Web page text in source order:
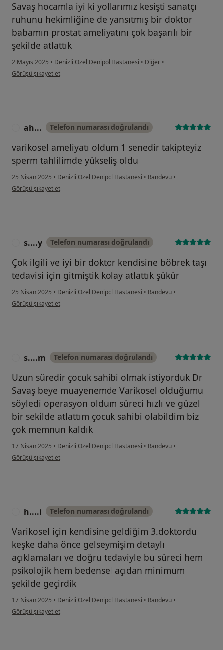
Savaş hocamla iyi ki yollarımız kesişti sanatçı
ruhunu hekimliğine de yansıtmış bir doktor
babamın prostat ameliyatını çok başarılı bir
şekilde atlattık
2 Mayıs 2025 • Denizli Özel Denipol Hastanesi • Diğer •
kullanıcının görüşüne göre d....k
Görüşü şikayet et
ah... Telefon numarası doğrulandı
varikosel ameliyatı oldum 1 senedir takipteyiz
sperm tahlilimde yükseliş oldu
25 Nisan 2025 • Denizli Özel Denipol Hastanesi • Randevu •
kullanıcının görüşüne göre ah...
Görüşü şikayet et
s....y Telefon numarası doğrulandı
Çok ilgili ve iyi bir doktor kendisine böbrek taşı
tedavisi için gitmiştik kolay atlattık şükür
25 Nisan 2025 • Denizli Özel Denipol Hastanesi • Randevu •
kullanıcının görüşüne göre s....y
Görüşü şikayet et
s....m Telefon numarası doğrulandı
Uzun süredir çocuk sahibi olmak istiyorduk Dr
Savaş beye muayenemde Varikosel olduğumu
söyledi operasyon oldum süreci hızlı ve güzel
bir sekilde atlattım çocuk sahibi olabildim biz
çok memnun kaldık
17 Nisan 2025 • Denizli Özel Denipol Hastanesi • Randevu •
kullanıcının görüşüne göre s....m
Görüşü şikayet et
h....i Telefon numarası doğrulandı
Varikosel için kendisine geldiğim 3.doktordu
keşke daha önce gelseymişim detaylı
açıklamaları ve doğru tedaviyle bu süreci hem
psikolojik hem bedensel açıdan minimum
şekilde geçirdik
17 Nisan 2025 • Denizli Özel Denipol Hastanesi • Randevu •
kullanıcının görüşüne göre h....i
Görüşü şikayet et